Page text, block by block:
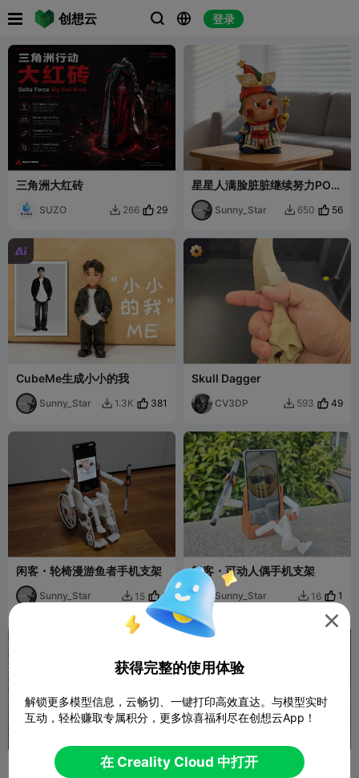
创想云   登录
三角洲大红砖
SUZO  266 29
星星人满脸脏脏继续努力POP
可爱模型摆件
Sunny_Star  650 56

CubeMe生成小小的我
Sunny_Star  1.3K 381
Skull Dagger
CV3DP  593 49
闲客・轮椅漫游鱼者手机支架
Sunny_Star  15 2
闲客・可动人偶手机支架
Sunny_Star  16 1
澄汀纳景盘-艺术收纳 浓情巧克力格子收纳盒

获得完整的使用体验
解锁更多模型信息，云畅切、一键打印高效直达。与模型实时
互动，轻松赚取专属积分，更多惊喜福利尽在创想云App！
在 Creality Cloud 中打开